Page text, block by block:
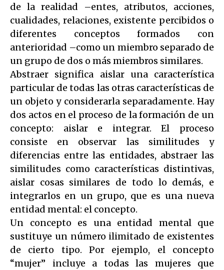
de la realidad –entes, atributos, acciones,
cualidades, relaciones, existente percibidos o
diferentes conceptos formados con
anterioridad –como un miembro separado de
un grupo de dos o más miembros similares.
Abstraer significa aislar una característica
particular de todas las otras características de
un objeto y considerarla separadamente. Hay
dos actos en el proceso de la formación de un
concepto: aislar e integrar. El proceso
consiste en observar las similitudes y
diferencias entre las entidades, abstraer las
similitudes como características distintivas,
aislar cosas similares de todo lo demás, e
integrarlos en un grupo, que es una nueva
entidad mental: el concepto.
Un concepto es una entidad mental que
sustituye un número ilimitado de existentes
de cierto tipo. Por ejemplo, el concepto
“mujer” incluye a todas las mujeres que